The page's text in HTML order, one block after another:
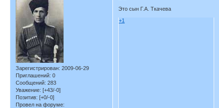
Зарегистрирован: 2009-06-29
Приглашений: 0
Сообщений: 283
Уважение: [+43/-0]
Позитив: [+0/-0]
Провел на форуме:
Это сын Г.А. Ткачева
+1